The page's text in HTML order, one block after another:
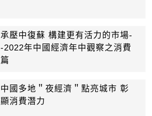
承壓中復蘇 構建更有活力的市場-
-2022年中國經濟年中觀察之消費
篇
中國多地＂夜經濟＂點亮城市 彰
顯消費潛力